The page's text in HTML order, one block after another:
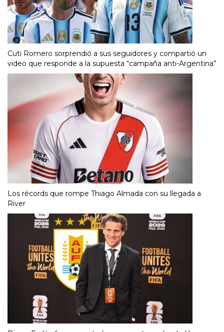
Cuti Romero sorprendió a sus seguidores y compartió un
video que responde a la supuesta “campaña anti-Argentina”
Los récords que rompe Thiago Almada con su llegada a
River